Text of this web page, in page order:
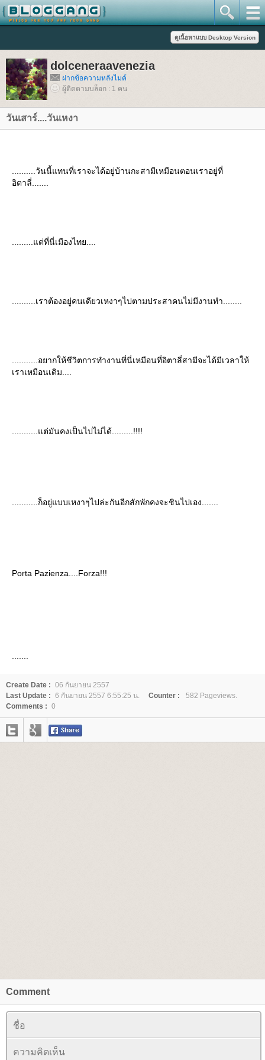
dolceneraavenezia
ฝากข้อความหลังไมค์
ผู้ติดตามบล็อก : 1 คน
วันเสาร์....วันเหงา
..........วันนี้แทนที่เราจะได้อยู่บ้านกะสามีเหมือนตอนเราอยู่ที่
อิตาลี่.......
.........แต่ที่นี่เมืองไทย....
..........เราต้องอยู่คนเดียวเหงาๆไปตามประสาคนไม่มีงานทำ........
...........อยากให้ชีวิตการทำงานที่นี่เหมือนที่อิตาลี่สามีจะได้มีเวลาให้
เราเหมือนเดิม....
...........แต่มันคงเป็นไปไม่ได้.........!!!!
...........ก็อยู่แบบเหงาๆไปล่ะกันอีกสักพักคงจะชินไปเอง.......
Porta Pazienza....Forza!!!
Create Date : 06 กันยายน 2557
Last Update : 6 กันยายน 2557 6:55:25 น. Counter :
582 Pageviews.
Comments : 0
Comment